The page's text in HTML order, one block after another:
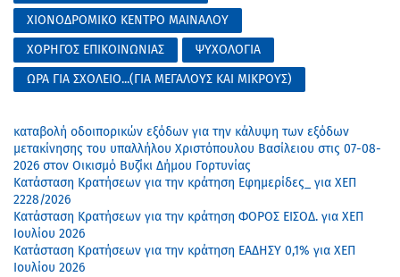
ΧΙΟΝΟΔΡΟΜΙΚΟ ΚΕΝΤΡΟ ΜΑΙΝΑΛΟΥ
ΧΟΡΗΓΟΣ ΕΠΙΚΟΙΝΩΝΙΑΣ
ΨΥΧΟΛΟΓΙΑ
ΩΡΑ ΓΙΑ ΣΧΟΛΕΙΟ...(ΓΙΑ ΜΕΓΑΛΟΥΣ ΚΑΙ ΜΙΚΡΟΥΣ)
καταβολή οδοιπορικών εξόδων για την κάλυψη των εξόδων
μετακίνησης του υπαλλήλου Χριστόπουλου Βασίλειου στις 07-08-
2026 στον Οικισμό Βυζίκι Δήμου Γορτυνίας
Κατάσταση Κρατήσεων για την κράτηση Εφημερίδες_ για ΧΕΠ
2228/2026
Κατάσταση Κρατήσεων για την κράτηση ΦΟΡΟΣ ΕΙΣΟΔ. για ΧΕΠ
Ιουλίου 2026
Κατάσταση Κρατήσεων για την κράτηση ΕΑΔΗΣΥ 0,1% για ΧΕΠ
Ιουλίου 2026